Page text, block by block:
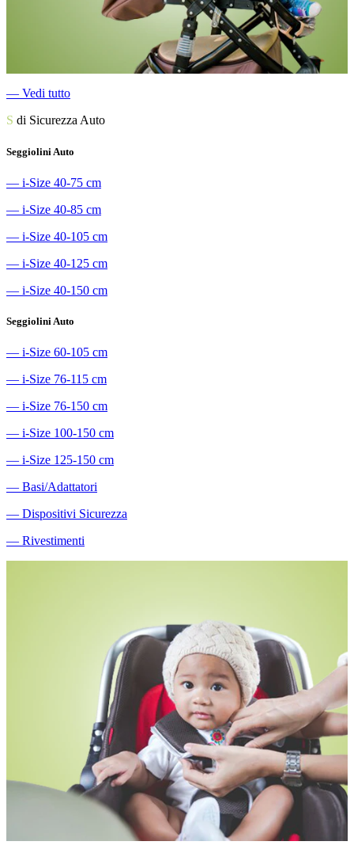
― Vedi tutto
S di Sicurezza Auto
Seggiolini Auto
― i-Size 40-75 cm
― i-Size 40-85 cm
― i-Size 40-105 cm
― i-Size 40-125 cm
― i-Size 40-150 cm
Seggiolini Auto
― i-Size 60-105 cm
― i-Size 76-115 cm
― i-Size 76-150 cm
― i-Size 100-150 cm
― i-Size 125-150 cm
― Basi/Adattatori
― Dispositivi Sicurezza
― Rivestimenti